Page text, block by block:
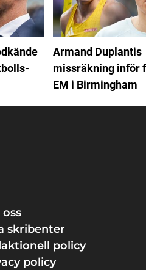
Armand Duplantis
missräkning inför
EM i Birmingham
skribenter
policy
policy